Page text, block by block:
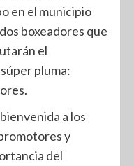
en el municipio
boxeadores que
el
pluma:
a los
y
del